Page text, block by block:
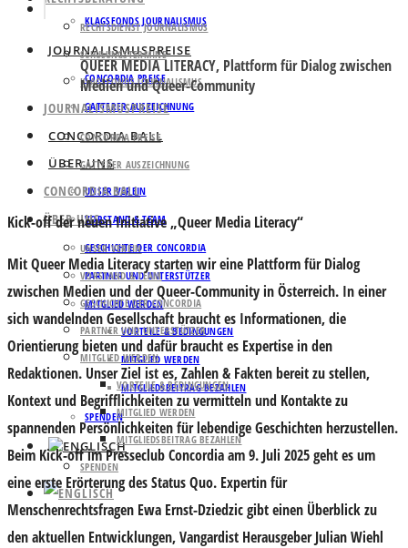
KLAGSFONDS JOURNALISMUS
JOURNALISMUSPREISE
CONCORDIA PREISE
GATTERER AUSZEICHNUNG
CONCORDIA BALL
ÜBER UNS
UNSER VEREIN
VORSTAND & TEAM
GESCHICHTE DER CONCORDIA
PARTNER UND UNTERSTÜTZER
MITGLIED WERDEN
VORTEILE & BEDINGUNGEN
MITGLIED WERDEN
MITGLIEDSBEITRAG BEZAHLEN
SPENDEN
RECHTSDIENST JOURNALISMUS
SCHULUNGSTERMINE
KLAGSFONDS JOURNALISMUS
JOURNALISMUSPREISE
CONCORDIA PREISE
GATTERER AUSZEICHNUNG
CONCORDIA BALL
ÜBER UNS
UNSER VEREIN
VORSTAND & TEAM
GESCHICHTE DER CONCORDIA
PARTNER UND UNTERSTÜTZER
MITGLIED WERDEN
VORTEILE & BEDINGUNGEN
MITGLIED WERDEN
MITGLIEDSBEITRAG BEZAHLEN
SPENDEN
QUEER MEDIA LITERACY, Plattform für Dialog zwischen
Medien und Queer-Community
Kick-off der neuenInitiative „Queer Media Literacy“
Mit Queer Media Literacy starten wir eine Plattform für Dialog
zwischen Medien und der Queer-Community in Österreich. In einer
sich wandelnden Gesellschaft braucht es Informationen, die
Orientierung bieten und dafür braucht es Expertise in den
Redaktionen. Unser Ziel ist es, Zahlen & Fakten bereit zu stellen,
Kontext und Begrifflichkeiten zu vermitteln und Kontakte zu
spannenden Persönlichkeiten für lebendige Geschichten herzustellen.
Beim Kick-off im Presseclub Concordia am 9. Juli 2025 geht es um
eine erste Erörterung des Status Quo. Expertin für
Menschenrechtsfragen Ewa Ernst-Dziedzic gibt einen Überblick zu
den aktuellen Entwicklungen, Vangardist Herausgeber Julian Wiehl